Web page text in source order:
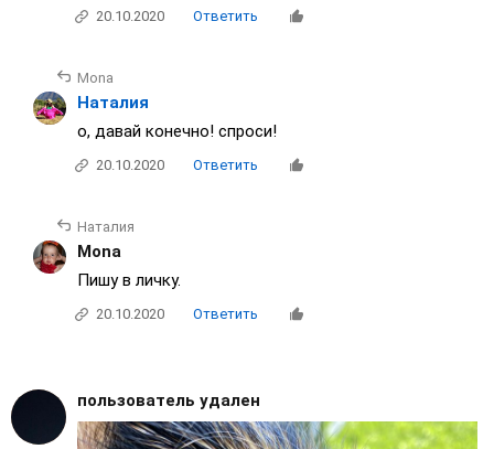
20.10.2020 Ответить
Mona
Наталия
о, давай конечно! спроси!
20.10.2020 Ответить
Наталия
Mona
Пишу в личку.
20.10.2020 Ответить
пользователь удален